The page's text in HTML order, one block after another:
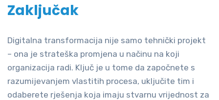
Zaključak
Digitalna transformacija nije samo tehnički projekt
– ona je strateška promjena u načinu na koji
organizacija radi. Ključ je u tome da započnete s
razumijevanjem vlastitih procesa, uključite tim i
odaberete rješenja koja imaju stvarnu vrijednost za